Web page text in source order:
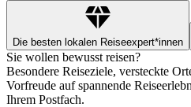
Die besten lokalen Reiseexpert*innen
Sie wollen bewusst reisen?
Besondere Reiseziele, versteckte
Vorfreude auf spannende
Ihrem Postfach.